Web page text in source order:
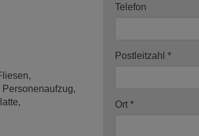
Personenaufzug
Telefon
Postleitzahl
Ort